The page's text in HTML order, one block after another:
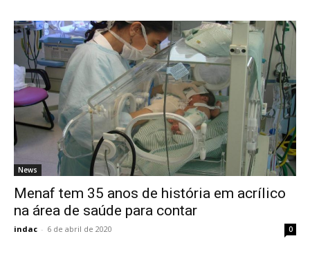
News
Menaf tem 35 anos de história em acrílico
na área de saúde para contar
indac - 6 de abril de 2020 0